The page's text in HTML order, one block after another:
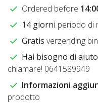
Ordered before
14 giorni periodo di
Gratis verzending
Hai bisogno di
chiamare! 0641589949
Informazioni
prodotto